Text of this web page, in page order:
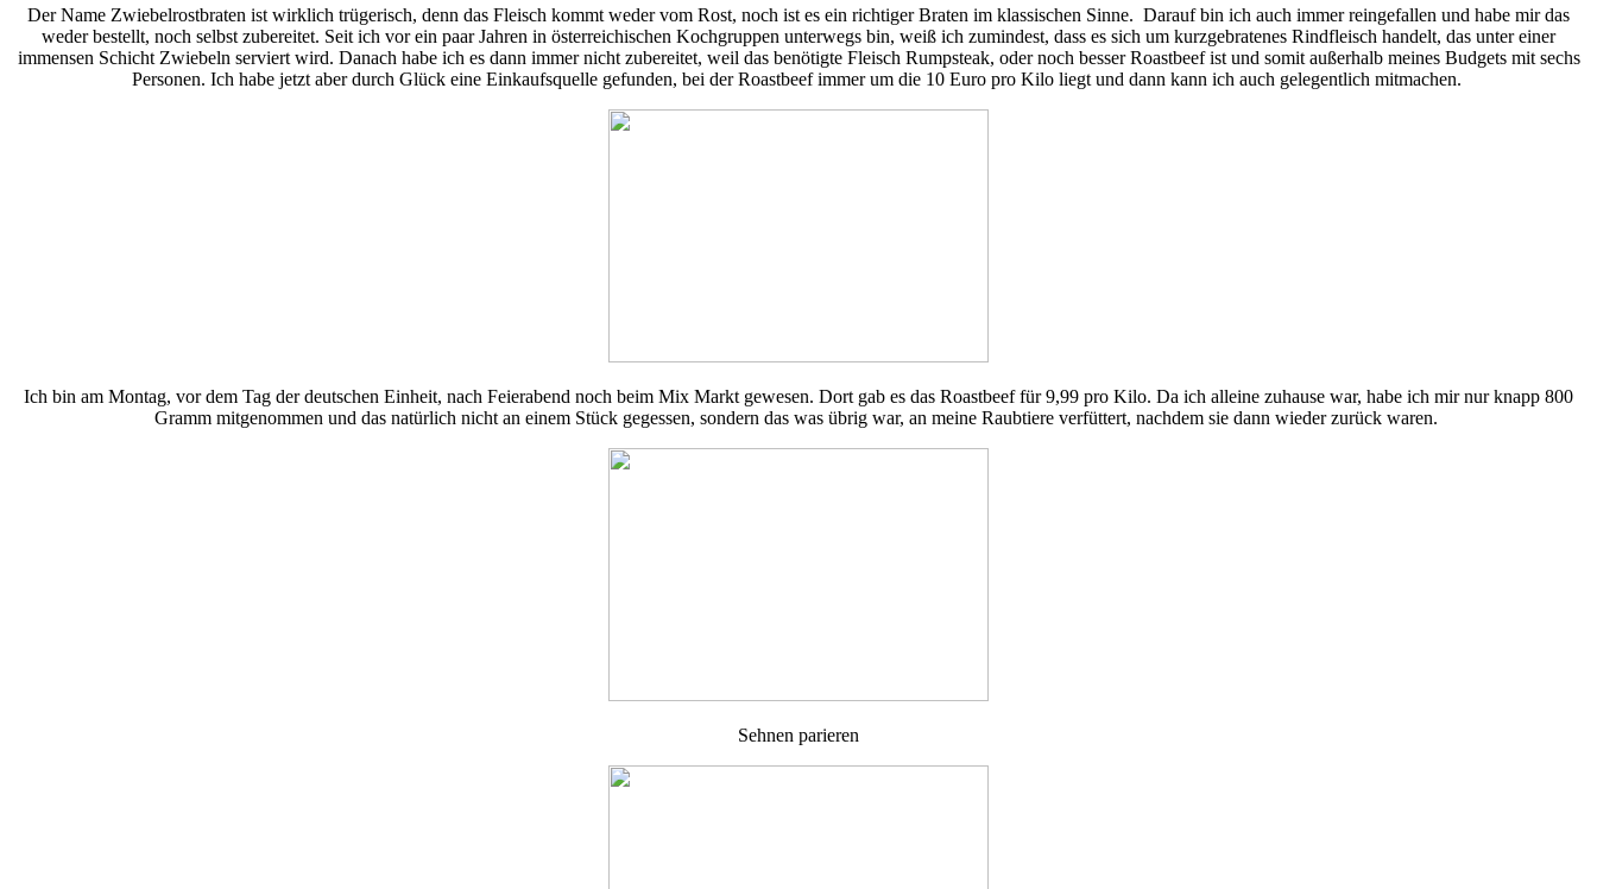
Der Name Zwiebelrostbraten ist wirklich trügerisch, denn das Fleisch kommt weder vom Rost, noch ist es ein richtiger Braten im klassischen Sinne. Darauf bin ich auch immer reingefallen und habe mir das
weder bestellt, noch selbst zubereitet. Seit ich vor ein paar Jahren in österreichischen Kochgruppen unterwegs bin, weiß ich zumindest, dass es sich um kurzgebratenes Rindfleisch handelt, das unter einer
immensen Schicht Zwiebeln serviert wird. Danach habe ich es dann immer nicht zubereitet, weil das benötigte Fleisch Rumpsteak, oder noch besser Roastbeef ist und somit außerhalb meines Budgets mit sechs
Personen. Ich habe jetzt aber durch Glück eine Einkaufsquelle gefunden, bei der Roastbeef immer um die 10 Euro pro Kilo liegt und dann kann ich auch gelegentlich mitmachen.
Ich bin am Montag, vor dem Tag der deutschen Einheit, nach Feierabend noch beim Mix Markt gewesen. Dort gab es das Roastbeef für 9,99 pro Kilo. Da ich alleine zuhause war, habe ich mir nur knapp 800
Gramm mitgenommen und das natürlich nicht an einem Stück gegessen, sondern das was übrig war, an meine Raubtiere verfüttert, nachdem sie dann wieder zurück waren.
Sehnen parieren